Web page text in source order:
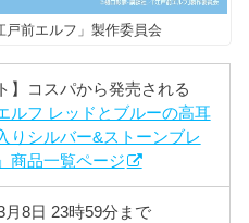
前エルフ」製作委員会
】コスパから発売される
ルフ レッドとブルーの高耳
りシルバー&ストーンブレ
商品一覧ページ
月8日 23時59分まで